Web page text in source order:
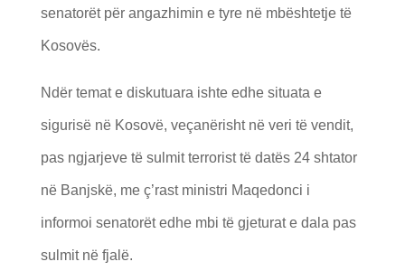
senatorët për angazhimin e tyre në mbështetje të
Kosovës.
Ndër temat e diskutuara ishte edhe situata e
sigurisë në Kosovë, veçanërisht në veri të vendit,
pas ngjarjeve të sulmit terrorist të datës 24 shtator
në Banjskë, me ç’rast ministri Maqedonci i
informoi senatorët edhe mbi të gjeturat e dala pas
sulmit në fjalë.